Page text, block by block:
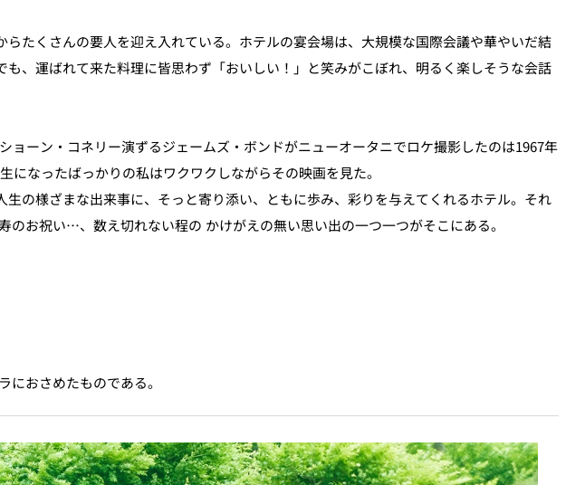
たくさんの要人を迎え入れている。ホテルの宴会場は、大規模な国際会議や華やいだ結
、運ばれて来た料理に皆思わず「おいしい！」と笑みがこぼれ、明るく楽しそうな会話
ーン・コネリー演ずるジェームズ・ボンドがニューオータニでロケ撮影したのは1967年
なったばっかりの私はワクワクしながらその映画を見た。
の様ざまな出来事に、そっと寄り添い、ともに歩み、彩りを与えてくれるホテル。それ
お祝い…、数え切れない程の かけがえの無い思い出の一つ一つがそこにある。
おさめたものである。